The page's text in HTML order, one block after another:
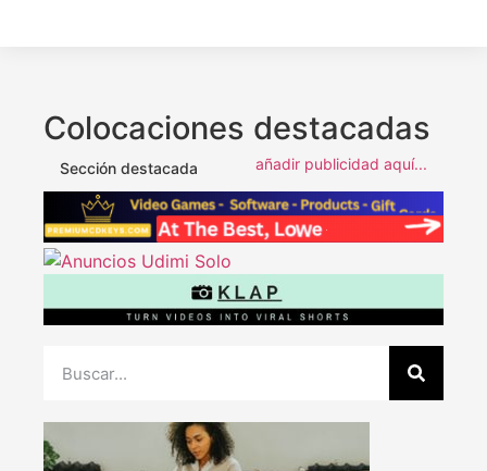
Colocaciones destacadas
Sección destacada añadir publicidad aquí...